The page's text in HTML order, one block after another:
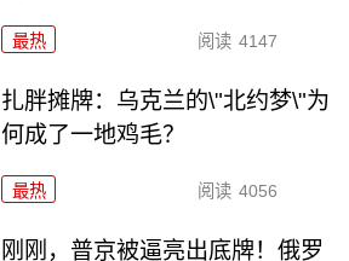
最热 阅读 4147
扎胖摊牌：乌克兰的\"北约梦\"为
何成了一地鸡毛？
最热 阅读 4056
刚刚，普京被逼亮出底牌！俄罗